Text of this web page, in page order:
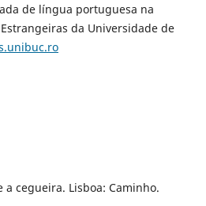
de língua portuguesa na
da Universidade de
a cegueira. Lisboa: Caminho.